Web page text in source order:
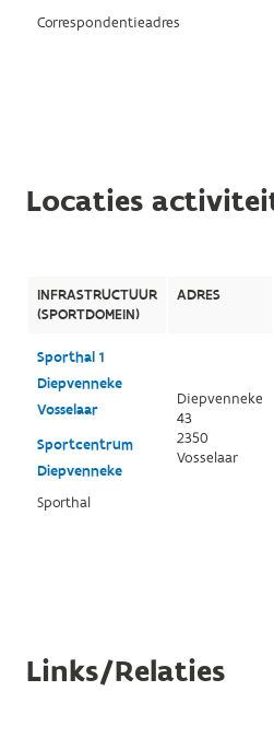
Correspondentieadres
Locaties
INFRASTRUCTUUR
(SPORTDOMEIN)
ADRES
Sporthal 1
Diepvenneke
Vosselaar
Sportcentrum
Diepvenneke
Sporthal
Diepvenneke
43
2350
Vosselaar
Links/Relaties